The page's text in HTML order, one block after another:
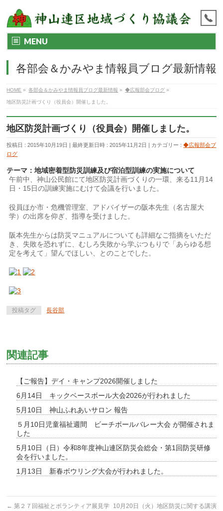
MENU
各部会＆かみやま情報員ブログ最新情報
HOME » 各部会＆かみやま情報員ブログ最新情報 » ◆広報部会ブログ »
地区防災計画づくり（役員会）開催しました。
地区防災計画づくり（役員会）開催しました。
投稿日 : 2015年10月19日 最終更新日時 : 2015年11月2日 カテゴリー :◆広報部会ブ
ログ
テーマ：地域密着型防災訓練及び宿泊型訓練の実施について
午前中、神山公民館にて地区防災計画づくりの一環、来る11月14
日・15日の訓練実施にむけて会議を行いました。
役員ほか市・危機管理室、アドバイザーの阪本先生（名古屋大
学）の出席を仰ぎ、指導を受けました。
阪本先生からは防災マニュアルについても詳細なご指摘をいただ
き、失敗を恐れずに、むしろ失敗から学ぶつもりで「あらゆる想
定を考えて」望んでほしい、とのことでした。
投稿タグ 長谷部
関連記事
【ご報告】デイ・キャンプ2026開催しました
6月14日 キックベースボール大会2026が行われました
5月10日 神山ふれあいサロン 報告
５月10日児童福祉週間 ビーチボールバレー大会 が開催されま
した
5月10日（日）令和8年度神山連区防災会総会・第1回防災研修
会を行いました。
1月13日 新春ボウリング大会が行われました。
← 第２７回福祉とボランティア展見学 10月20日（火）地区防災に関する講演